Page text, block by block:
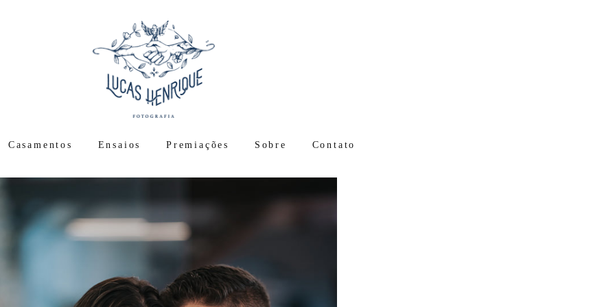
Casamentos Ensaios Premiações Sobre Contato